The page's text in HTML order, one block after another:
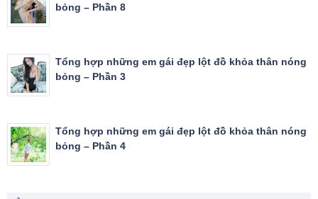
bỏng – Phần 8
Tổng hợp những em gái đẹp lột đồ khỏa thân nóng
bỏng – Phần 3
Tổng hợp những em gái đẹp lột đồ khỏa thân nóng
bỏng – Phần 4